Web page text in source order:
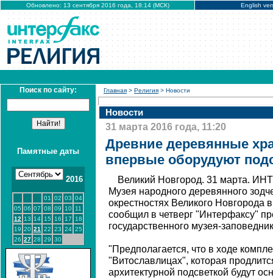
Обновлено: 13 сентября 2016 года, 18:14 (МСК) English
Поиск по сайту:
Памятные даты
2016
01 02 03 04
05 06 07 08 09 10
11
12 13 14 15 16 17
18
19 20 21 22 23 24 25
26 27 28 29 30
Главная > Религия > Новости
Новости
31 марта 2016 года, 11:20
Древние деревянные
впервые оборудуют
Великий Новгород. 31 марта.
Музея народного деревянного
окрестностях Великого Новгорода
сообщил в четверг "Интерфаксу"
государственного музея-
"Предполагается, что в ходе
"Витославлицах", которая
архитектурной подсветкой будут